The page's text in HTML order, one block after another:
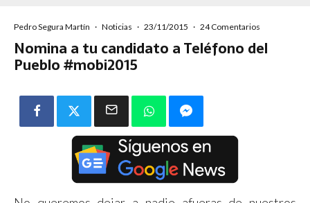
Pedro Segura Martín · Noticias · 23/11/2015 · 24 Comentarios
Nomina a tu candidato a Teléfono del
Pueblo #mobi2015